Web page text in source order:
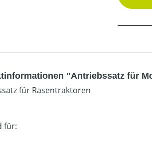
"Antriebssatz für
für Rasentraktoren
für: